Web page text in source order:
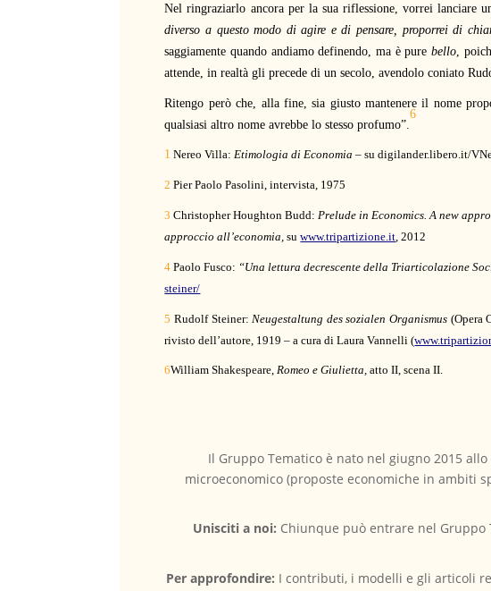
Nel ringraziarlo ancora per la sua riflessione, vorrei lanciare
diverso a questo modo di agire e di pensare, proporrei di
saggiamente quando andiamo definendo, ma è pure bello,
attende, in realtà gli precede di un secolo, avendolo coniato
Ritengo però che, alla fine, sia giusto mantenere il nome
qualsiasi altro nome avrebbe lo stesso profumo”.
6
1 Nereo Villa:Etimologia di Economia– su digilander.libero.it/
2 Pier Paolo Pasolini, intervista, 1975
3 Christopher Houghton Budd: Prelude in Economics. A new
approccio all’economia, suwww.tripartizione.it , 2012
4 Paolo Fusco: “Una lettura decrescente della Triarticolazione
steiner/
5 Rudolf Steiner: Neugestaltung des sozialen Organismus (Opera
rivisto dell’autore, 1919 – a cura di Laura Vannelli (
6William Shakespeare,Romeo e Giulietta, atto II, scena II.
Il Gruppo Tematico è nato nel giugno 2015
microeconomico (proposte economiche in ambiti
Unisciti a noi: Chiunque può entrare nel
Per approfondire: I contributi, i modelli e gli articoli